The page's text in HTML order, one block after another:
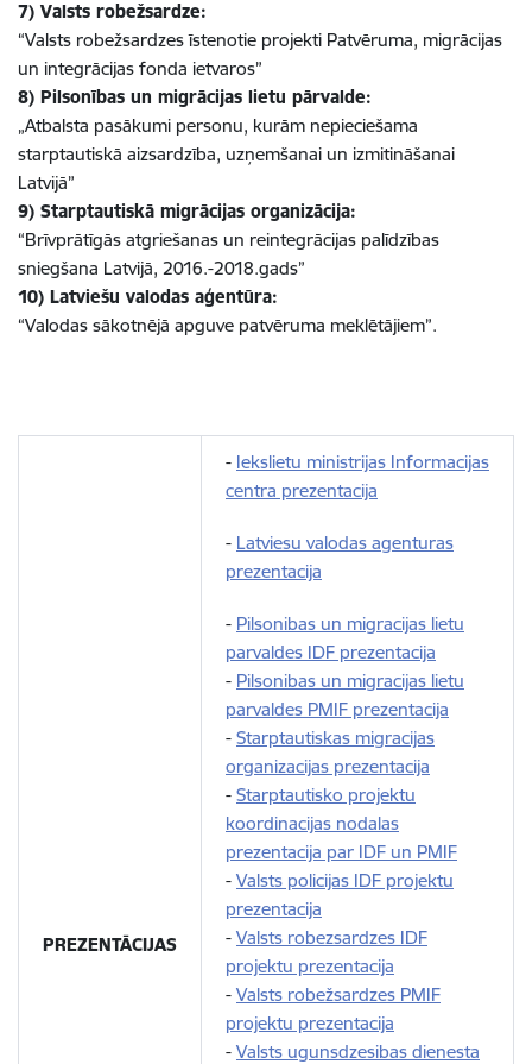
7) Valsts robežsardze:
“Valsts robežsardzes īstenotie projekti Patvēruma, migrācijas
un integrācijas fonda ietvaros”
8) Pilsonības un migrācijas lietu pārvalde:
„Atbalsta pasākumi personu, kurām nepieciešama
starptautiskā aizsardzība, uzņemšanai un izmitināšanai
Latvijā”
9) Starptautiskā migrācijas organizācija:
“Brīvprātīgās atgriešanas un reintegrācijas palīdzības
sniegšana Latvijā, 2016.-2018.gads”
10) Latviešu valodas aģentūra:
“Valodas sākotnējā apguve patvēruma meklētājiem”.
PREZENTĀCIJAS
- Iekslietu ministrijas Informacijas
centra prezentacija
- Latviesu valodas agenturas
prezentacija
- Pilsonibas un migracijas lietu
parvaldes IDF prezentacija
- Pilsonibas un migracijas lietu
parvaldes PMIF prezentacija
- Starptautiskas migracijas
organizacijas prezentacija
- Starptautisko projektu
koordinacijas nodalas
prezentacija par IDF un PMIF
- Valsts policijas IDF projektu
prezentacija
- Valsts robezsardzes IDF
projektu prezentacija
- Valsts robežsardzes PMIF
projektu prezentacija
- Valsts ugunsdzesibas dienesta